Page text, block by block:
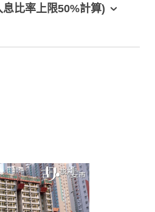
比率上限50%計算)